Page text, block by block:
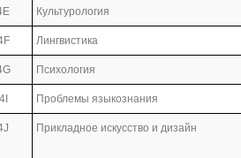
Культурология
Лингвистика
Психология
4I Проблемы языкознания
Прикладное искусство и дизайн